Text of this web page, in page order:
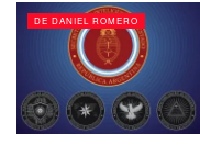
DE DANIEL ROMERO